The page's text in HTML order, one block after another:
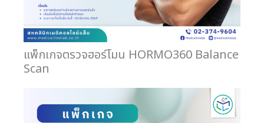
แพ็กเกจตรวจฮอร์โมน HORMO360 Balance
Scan